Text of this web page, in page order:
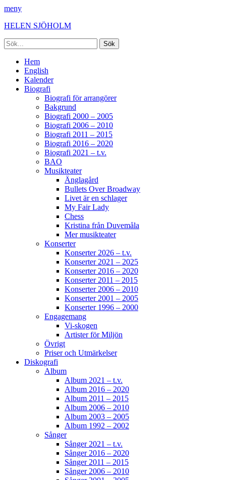
meny
HELEN SJÖHOLM
Sök
efter:
[label]
Primär
meny
Hoppa
innehåll
Hem
English
Kalender
Biografi
Biografi för arrangörer
Bakgrund
Biografi 2000 – 2005
Biografi 2006 – 2010
Biografi 2011 – 2015
Biografi 2016 – 2020
Biografi 2021 – t.v.
BAO
Musikteater
Änglagård
Bullets Over Broadway
Livet är en schlager
My Fair Lady
Chess
Kristina från Duvemåla
Mer musikteater
Konserter
Konserter 2026 – t.v.
Konserter 2021 – 2025
Konserter 2016 – 2020
Konserter 2011 – 2015
Konserter 2006 – 2010
Konserter 2001 – 2005
Konserter 1996 – 2000
Engagemang
Vi-skogen
Artister för Miljön
Övrigt
Priser och Utmärkelser
Diskografi
Album
Album 2021 – t.v.
Album 2016 – 2020
Album 2011 – 2015
Album 2006 – 2010
Album 2003 – 2005
Album 1992 – 2002
Sånger
Sånger 2021 – t.v.
Sånger 2016 – 2020
Sånger 2011 – 2015
Sånger 2006 – 2010